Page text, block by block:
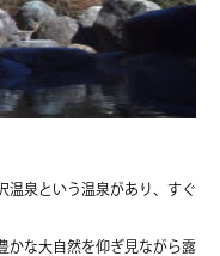
温泉という温泉があり、すぐ
かな大自然を仰ぎ見ながら露